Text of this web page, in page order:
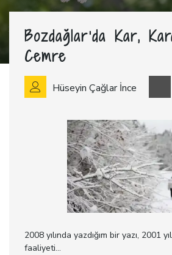
Bozdağlar’da Kar,
Cemre
Hüseyin Çağlar İnce
2008 yılında yazdığım bir yazı, 2001
faaliyeti…